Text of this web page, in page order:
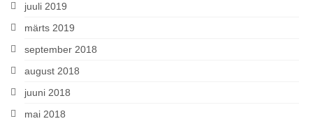
juuli 2019
märts 2019
september 2018
august 2018
juuni 2018
mai 2018